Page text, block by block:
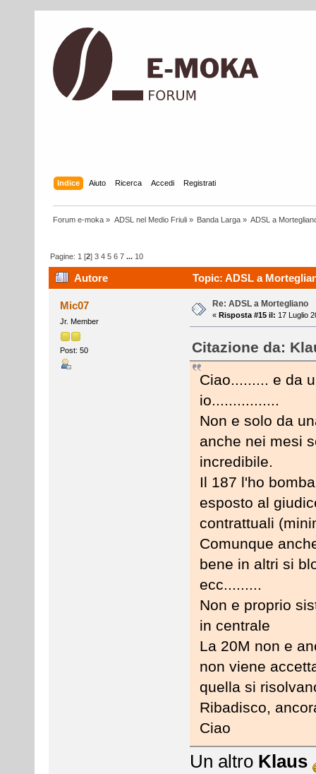
Indice Aiuto Ricerca Accedi Registrati
Forum e-moka » ADSL nel Medio Friuli» Banda Larga» ADSL a
Pagine: 1 [2]3 4 5 6 7 ... 10
Autore Topic: ADSL a
Mic07
Jr. Member
Post: 50
Re: ADSL a Mortegliano
« Risposta #15 il: 17 Luglio
Citazione da:
Ciao......... e da
io................
Non e solo da
anche nei mesi
incredibile.
Il 187 l'ho
esposto al
contrattuali
Comunque
bene in altri si
ecc.........
Non e proprio
in centrale
La 20M non e
non viene
quella si
Ribadisco,
Ciao
Un altro Klaus